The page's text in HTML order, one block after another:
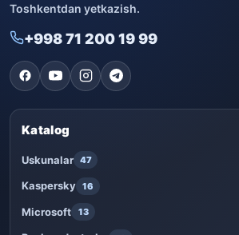
Toshkentdan yetkazish.
+998 71 200 19 99
Katalog
Uskunalar 47
Kaspersky 16
Microsoft 13